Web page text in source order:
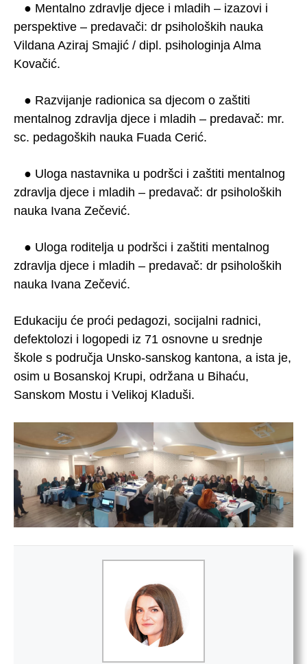
● Mentalno zdravlje djece i mladih – izazovi i
perspektive – predavači: dr psiholoških nauka
Vildana Aziraj Smajić / dipl. psihologinja Alma
Kovačić.
● Razvijanje radionica sa djecom o zaštiti
mentalnog zdravlja djece i mladih – predavač: mr.
sc. pedagoških nauka Fuada Cerić.
● Uloga nastavnika u podršci i zaštiti mentalnog
zdravlja djece i mladih – predavač: dr psiholoških
nauka Ivana Zečević.
● Uloga roditelja u podršci i zaštiti mentalnog
zdravlja djece i mladih – predavač: dr psiholoških
nauka Ivana Zečević.
Edukaciju će proći pedagozi, socijalni radnici,
defektolozi i logopedi iz 71 osnovne u srednje
škole s područja Unsko-sanskog kantona, a ista je,
osim u Bosanskoj Krupi, održana u Bihaću,
Sanskom Mostu i Velikoj Kladuši.